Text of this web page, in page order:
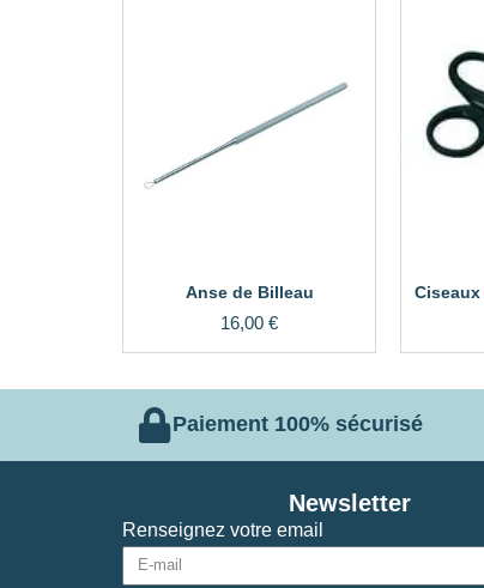
Anse de Billeau
16,00 €
Paiement 100% sécurisé
Renseignez votre email
Newsletter